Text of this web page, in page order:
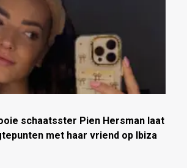
schaatsster Pien Hersman laat
met haar vriend op Ibiza